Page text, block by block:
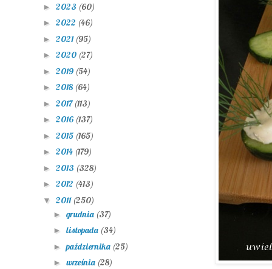
► 2023 (60)
► 2022 (46)
► 2021 (95)
► 2020 (27)
► 2019 (54)
► 2018 (64)
► 2017(113)
► 2016 (137)
► 2015 (165)
► 2014 (179)
► 2013 (328)
► 2012 (413)
▼ 2011 (250)
► grudnia (37)
► listopada (34)
►października (25)
► września (28)